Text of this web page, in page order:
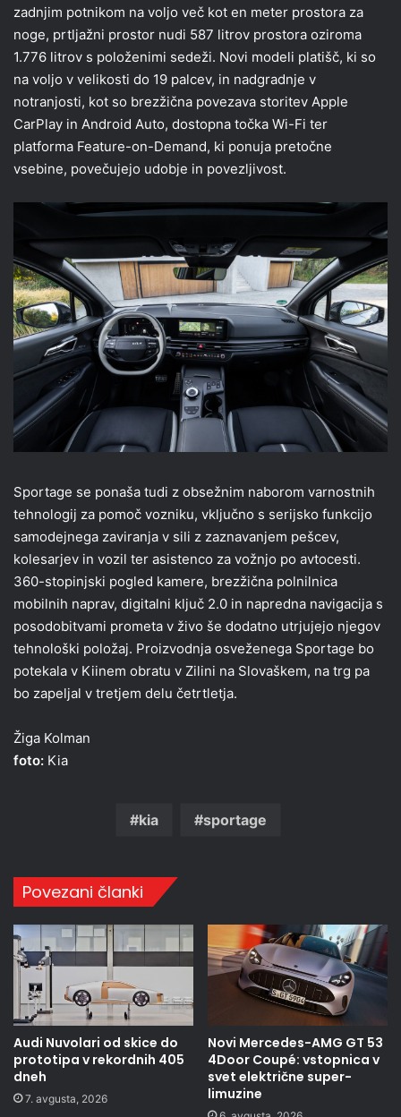
zadnjim potnikom na voljo več kot en meter prostora za
noge, prtljažni prostor nudi 587 litrov prostora oziroma
1.776 litrov s položenimi sedeži. Novi modeli platišč, ki so
na voljo v velikosti do 19 palcev, in nadgradnje v
notranjosti, kot so brezžična povezava storitev Apple
CarPlay in Android Auto, dostopna točka Wi-Fi ter
platforma Feature-on-Demand, ki ponuja pretočne
vsebine, povečujejo udobje in povezljivost.
Sportage se ponaša tudi z obsežnim naborom varnostnih
tehnologij za pomoč vozniku, vključno s serijsko funkcijo
samodejnega zaviranja v sili z zaznavanjem pešcev,
kolesarjev in vozil ter asistenco za vožnjo po avtocesti.
360-stopinjski pogled kamere, brezžična polnilnica
mobilnih naprav, digitalni ključ 2.0 in napredna navigacija s
posodobitvami prometa v živo še dodatno utrjujejo njegov
tehnološki položaj. Proizvodnja osveženega Sportage bo
potekala v Kiinem obratu v Zilini na Slovaškem, na trg pa
bo zapeljal v tretjem delu četrtletja.
Žiga Kolman
foto: Kia
kia sportage
Povezani članki
Audi Nuvolari od skice do
prototipa v rekordnih 405
dneh
7. avgusta, 2026
Novi Mercedes-AMG GT 53
4Door Coupé: vstopnica v
svet električne super-
limuzine